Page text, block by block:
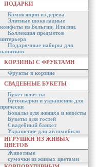
ПОДАРКИ
Композиции из дерева
Элитные шоколадные
конфеты из Бельгии, Италии.
Коллекция предметов
интерьера
Подарочные наборы для
напитков
КОРЗИНЫ С ФРУКТАМИ
Фрукты в корзине
СВАДЕБНЫЕ БУКЕТЫ
Букет невесты
Бутоньерки и украшения для
прически
Бокалы для жениха и невесты
Букеты для гостей
Свадебный банкет
Украшение для автомобиля
ИГРУШКИ ИЗ ЖИВЫХ
ЦВЕТОВ
Животные
сумочки из живых цветами